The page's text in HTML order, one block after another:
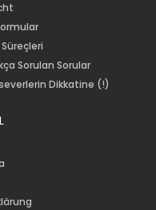
Sorulan Sorular
Dikkatine (!)